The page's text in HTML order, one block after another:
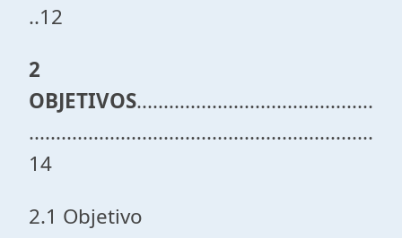
..12
2
OBJETIVOS............................................
................................................................
14
2.1 Objetivo